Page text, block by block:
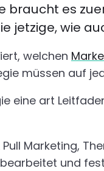
es
jetzige, wie
welchen
müssen auf
eine art
Pull Marketing,
und